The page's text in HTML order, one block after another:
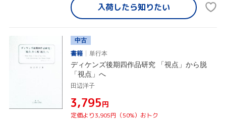
入荷したら知りたい
中古
書籍
単行本
ディケンズ後期四作品研究 「視点」から脱
「視点」へ
田辺洋子
¥3,795円
定価より3,905円（50%）おトク